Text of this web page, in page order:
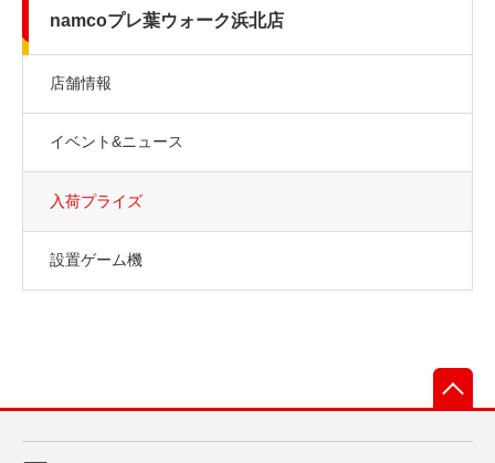
namcoプレ葉ウォーク浜北店
店舗情報
イベント&ニュース
入荷プライズ
設置ゲーム機